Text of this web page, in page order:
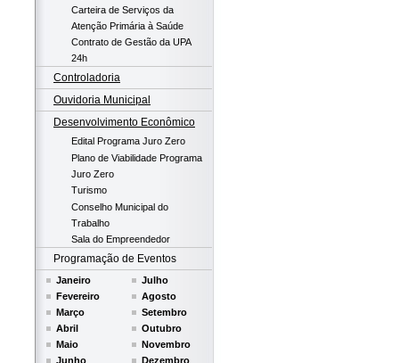
Carteira de Serviços da
Atenção Primária à Saúde
Contrato de Gestão da UPA
24h
Controladoria
Ouvidoria Municipal
Desenvolvimento Econômico
Edital Programa Juro Zero
Plano de Viabilidade Programa
Juro Zero
Turismo
Conselho Municipal do
Trabalho
Sala do Empreendedor
Programação de Eventos
Janeiro
Fevereiro
Março
Abril
Maio
Junho
Julho
Agosto
Setembro
Outubro
Novembro
Dezembro